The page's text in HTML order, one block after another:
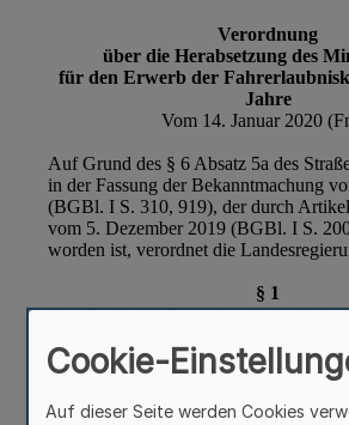
Cookie-
Auf dieser Seite werden Cookies